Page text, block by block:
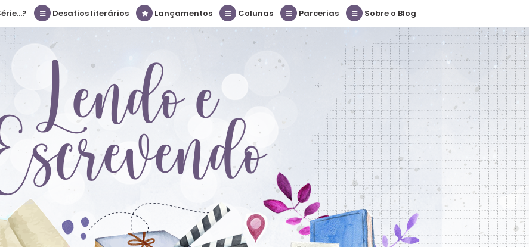
Desafios literários Lançamentos Colunas Parcerias Sobre o Blog